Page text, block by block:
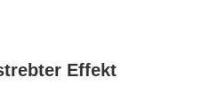
Effekt